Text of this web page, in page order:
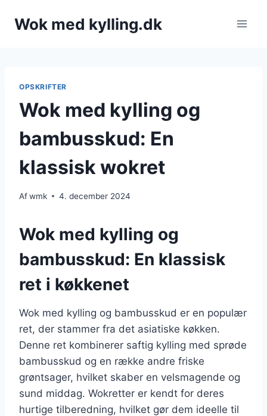
Wok med kylling.dk
OPSKRIFTER
Wok med kylling og
bambusskud: En
klassisk wokret
Afwmk 4. december 2024
Wok med kylling og
bambusskud: En klassisk
ret i køkkenet
Wok med kylling og bambusskud er en populær
ret, der stammer fra det asiatiske køkken.
Denne ret kombinerer saftig kylling med sprøde
bambusskud og en række andre friske
grøntsager, hvilket skaber en velsmagende og
sund middag. Wokretter er kendt for deres
hurtige tilberedning, hvilket gør dem ideelle til